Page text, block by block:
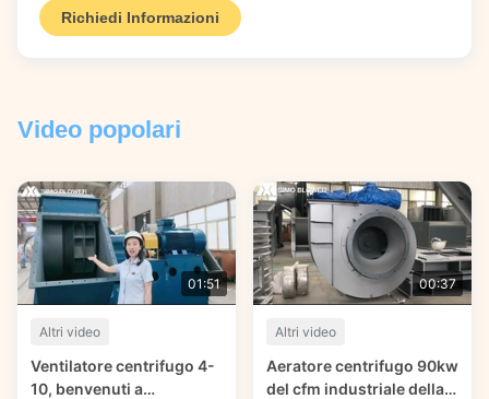
sue impostazioni di velocità flessibili e la struttura robusta
Richiedi Informazioni
Video popolari
01:51
Altri video
Ventilatore centrifugo 4-
10, benvenuti a
00:37
Altri video
Aeratore centrifugo 90kw
del cfm industriale della